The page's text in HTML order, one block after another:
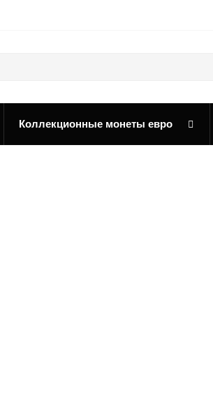
Коллекционные монеты евро